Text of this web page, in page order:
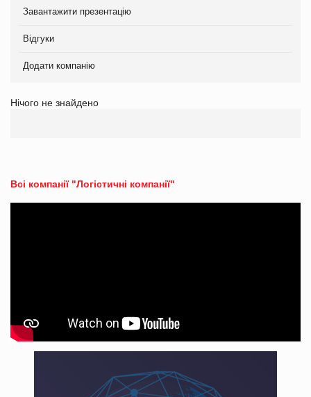
Завантажити презентацію
Відгуки
Додати компанію
Нічого не знайдено
Всі компанії "Логістичні компанії"